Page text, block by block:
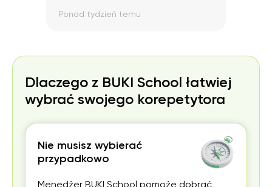
Ponad tydzień temu
Dlaczego z BUKI School łatwiej
wybrać swojego korepetytora
Nie musisz wybierać
przypadkowo
Menedżer BUKI School pomoże dobrać